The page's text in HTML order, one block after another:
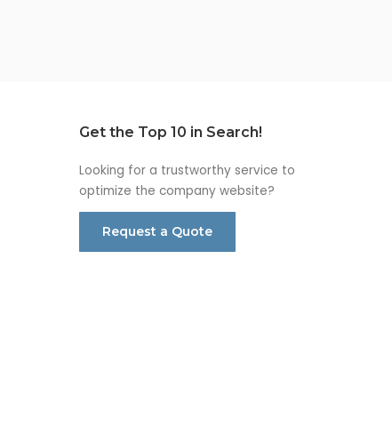
Get the Top 10 in Search!
Looking for a trustworthy service to
optimize the company website?
Request a Quote